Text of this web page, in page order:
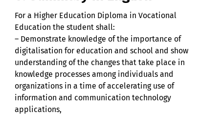
For a Higher Education Diploma in Vocational
Education the student shall:
– Demonstrate knowledge of the importance of
digitalisation for education and school and show
understanding of the changes that take place in
knowledge processes among individuals and
organizations in a time of accelerating use of
information and communication technology
applications,